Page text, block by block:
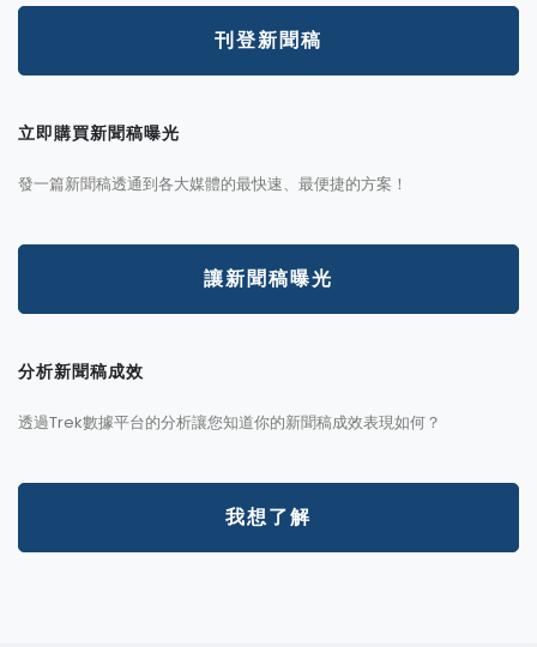
刊登新聞稿
立即購買新聞稿曝光
發一篇新聞稿透通到各大媒體的最快速、最便捷的方案！
讓新聞稿曝光
分析新聞稿成效
透過Trek數據平台的分析讓您知道你的新聞稿成效表現如何？
我想了解